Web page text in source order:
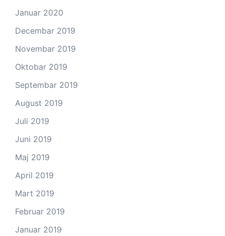
Januar 2020
Decembar 2019
Novembar 2019
Oktobar 2019
Septembar 2019
August 2019
Juli 2019
Juni 2019
Maj 2019
April 2019
Mart 2019
Februar 2019
Januar 2019